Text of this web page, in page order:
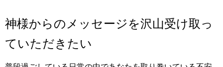
神様からのメッセージを沢山受け取っ
ていただきたい